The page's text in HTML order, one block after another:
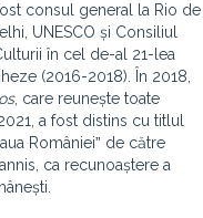
consul general la Rio de
UNESCO și Consiliul
în cel de-al 21-lea
(2016-2018). În 2018,
, care reunește toate
a fost distins cu titlul
Românieiˮ de către
ca recunoaștere a